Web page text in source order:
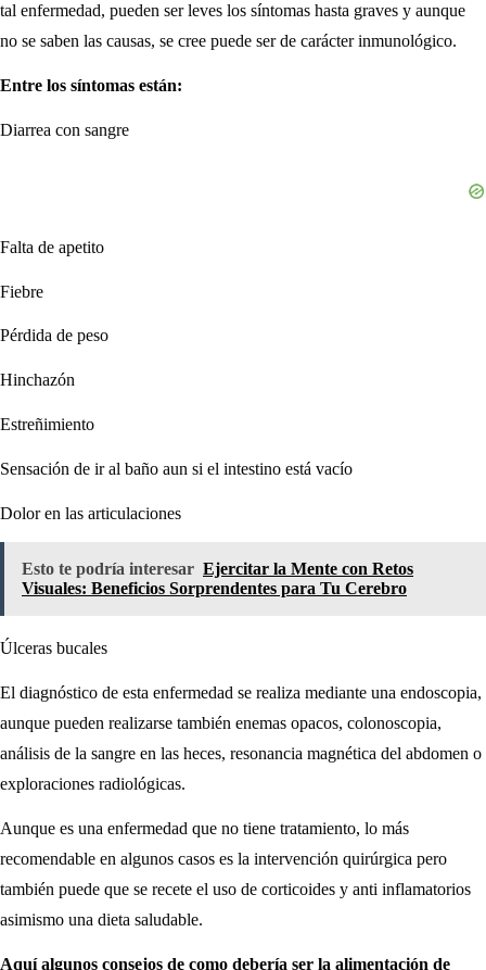
tal enfermedad, pueden ser leves los síntomas hasta graves y aunque
no se saben las causas, se cree puede ser de carácter inmunológico.
Entre los síntomas están:
Diarrea con sangre
Falta de apetito
Fiebre
Pérdida de peso
Hinchazón
Estreñimiento
Sensación de ir al baño aun si el intestino está vacío
Dolor en las articulaciones
Esto te podría interesar Ejercitar la Mente con Retos
Visuales: Beneficios Sorprendentes para Tu Cerebro
Úlceras bucales
El diagnóstico de esta enfermedad se realiza mediante una endoscopia,
aunque pueden realizarse también enemas opacos, colonoscopia,
análisis de la sangre en las heces, resonancia magnética del abdomen o
exploraciones radiológicas.
Aunque es una enfermedad que no tiene tratamiento, lo más
recomendable en algunos casos es la intervención quirúrgica pero
también puede que se recete el uso de corticoides y anti inflamatorios
asimismo una dieta saludable.
Aquí algunos consejos de como debería ser la alimentación de